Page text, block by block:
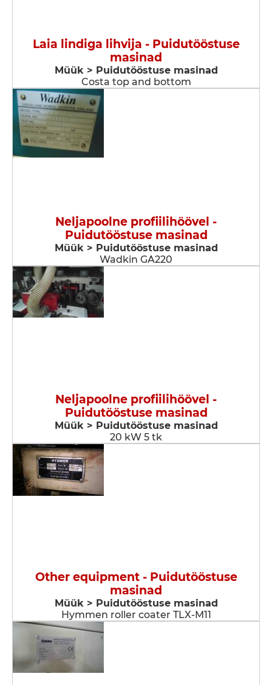
Laia lindiga lihvija - Puidutööstuse
masinad
Müük > Puidutööstuse masinad
Costa top and bottom
Neljapoolne profiilihöövel -
Puidutööstuse masinad
Müük > Puidutööstuse masinad
Wadkin GA220
Neljapoolne profiilihöövel -
Puidutööstuse masinad
Müük > Puidutööstuse masinad
20 kW 5 tk
Other equipment - Puidutööstuse
masinad
Müük > Puidutööstuse masinad
Hymmen roller coater TLX-M11